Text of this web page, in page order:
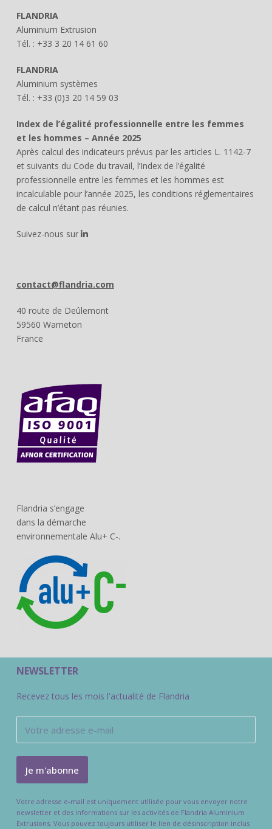
FLANDRIA
Aluminium Extrusion
Tél. : +33 3 20 14 61 60
FLANDRIA
Aluminium systèmes
Tél. : +33 (0)3 20 14 59 03
Index de l’égalité professionnelle entre les femmes
et les hommes – Année 2025
Après calcul des indicateurs prévus par les articles L. 1142-7
et suivants du Code du travail, l’Index de l’égalité
professionnelle entre les femmes et les hommes est
incalculable pour l’année 2025, les conditions réglementaires
de calcul n’étant pas réunies.
Suivez-nous sur
contact@flandria.com
40 route de Deûlemont
59560 Warneton
France
Flandria s’engage
dans la démarche
environnementale Alu+ C-.
NEWSLETTER
Recevez tous les mois l'actualité de Flandria
Votre adresse e-mail est uniquement utilisée pour vous envoyer notre
newsletter et des informations sur les activités de Flandria Aluminium
Extrusions. Vous pouvez toujours utiliser le lien de désinscription inclus